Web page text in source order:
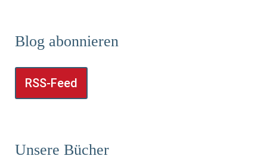
Blog abonnieren
RSS-Feed
Unsere Bücher